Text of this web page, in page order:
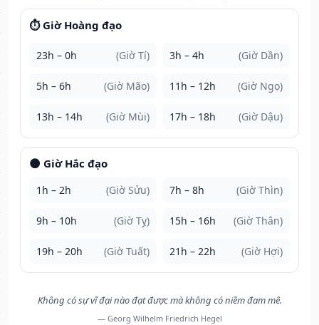
⏱️ Giờ Hoàng đạo
23h – 0h (Giờ Tí) 3h – 4h (Giờ Dần)
5h – 6h (Giờ Mão) 11h – 12h (Giờ Ngọ)
13h – 14h (Giờ Mùi) 17h – 18h (Giờ Dậu)
🌑 Giờ Hắc đạo
1h – 2h (Giờ Sửu) 7h – 8h (Giờ Thìn)
9h – 10h (Giờ Tỵ) 15h – 16h (Giờ Thân)
19h – 20h (Giờ Tuất) 21h – 22h (Giờ Hợi)
Không có sự vĩ đại nào đạt được mà không có niềm đam mê.
— Georg Wilhelm Friedrich Hegel